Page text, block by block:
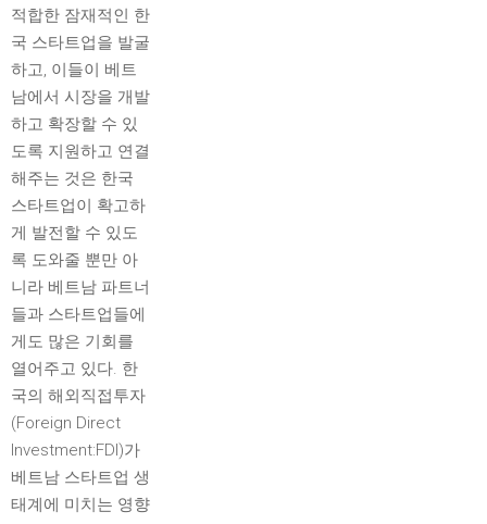
적합한 잠재적인 한
국 스타트업을 발굴
하고, 이들이 베트
남에서 시장을 개발
하고 확장할 수 있
도록 지원하고 연결
해주는 것은 한국
스타트업이 확고하
게 발전할 수 있도
록 도와줄 뿐만 아
니라 베트남 파트너
들과 스타트업들에
게도 많은 기회를
열어주고 있다. 한
국의 해외직접투자
(Foreign Direct
Investment:FDI)가
베트남 스타트업 생
태계에 미치는 영향